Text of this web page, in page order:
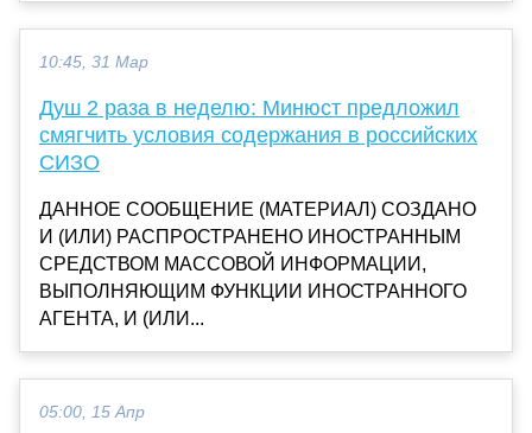
10:45, 31 Мар
Душ 2 раза в неделю: Минюст предложил
смягчить условия содержания в российских
СИЗО
ДАННОЕ СООБЩЕНИЕ (МАТЕРИАЛ) СОЗДАНО
И (ИЛИ) РАСПРОСТРАНЕНО ИНОСТРАННЫМ
СРЕДСТВОМ МАССОВОЙ ИНФОРМАЦИИ,
ВЫПОЛНЯЮЩИМ ФУНКЦИИ ИНОСТРАННОГО
АГЕНТА, И (ИЛИ...
05:00, 15 Апр